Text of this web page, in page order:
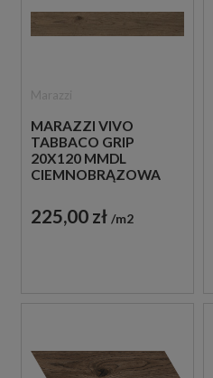
MARAZZI VIVO
TABBACO GRIP
20X120 MMDL
CIEMNOBRĄZOWA
DREWNOPODOBNA
225,00 zł m2